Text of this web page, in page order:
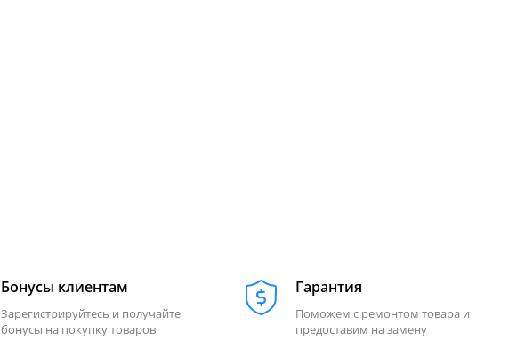
Бонусы клиентам
Зарегистрируйтесь и получайте
бонусы на покупку товаров
Гарантия
Поможем с ремонтом товара и
предоставим на замену